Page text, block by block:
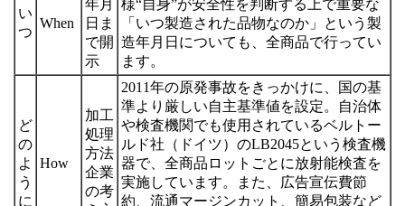
い
つ
When
年月
日ま
で開
示
様“自身”が安全性を判断する上で重要な
「いつ製造された品物なのか」という製
造年月日についても、全商品で行ってい
ます。
ど
の
よ
う
に
How
加工
処理
方法
企業
の考
2011年の原発事故をきっかけに、国の基
準より厳しい自主基準値を設定。自治体
や検査機関でも使用されているベルトー
ルド社（ドイツ）のLB2045という検査機
器で、全商品ロットごとに放射能検査を
実施しています。また、広告宣伝費節
約、流通マージンカット、簡易包装など